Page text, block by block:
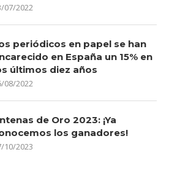
07/2022
periódicos en papel se han
en España un 15% en
últimos diez años
08/2022
de Oro 2023: ¡Ya
los ganadores!
10/2023